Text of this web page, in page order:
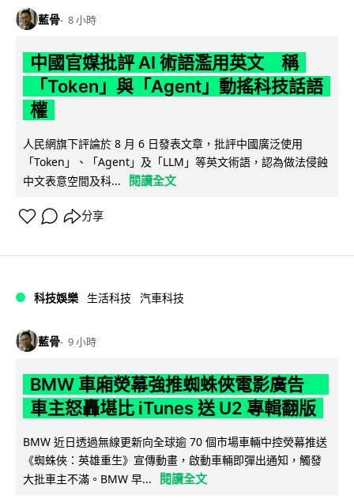
藍骨 8 小時
中國官媒批評 AI 術語濫用英文 稱
「Token」與「Agent」動搖科技話語
權
人民網旗下評論於 8 月 6 日發表文章，批評中國廣泛使用
「Token」、「Agent」及「LLM」等英文術語，認為做法侵蝕
中文表意空間及科...
閱讀全文
分享
科技娛樂 生活科技 汽車科技
藍骨 9 小時
BMW 車廂熒幕強推蜘蛛俠電影廣告
車主怒轟堪比 iTunes 送 U2 專輯翻版
BMW 近日透過無線更新向全球逾 70 個市場車輛中控熒幕推送
《蜘蛛俠：英雄重生》宣傳動畫，啟動車輛即彈出通知，觸發
大批車主不滿。BMW 早...
閱讀全文